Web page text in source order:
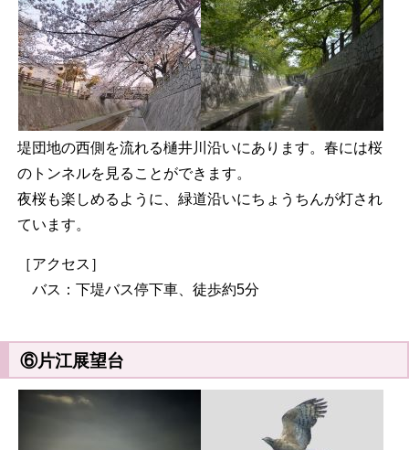
堤団地の西側を流れる樋井川沿いにあります。春には桜
のトンネルを見ることができます。
夜桜も楽しめるように、緑道沿いにちょうちんが灯され
ています。
［アクセス］
バス：下堤バス停下車、徒歩約5分
⑥片江展望台